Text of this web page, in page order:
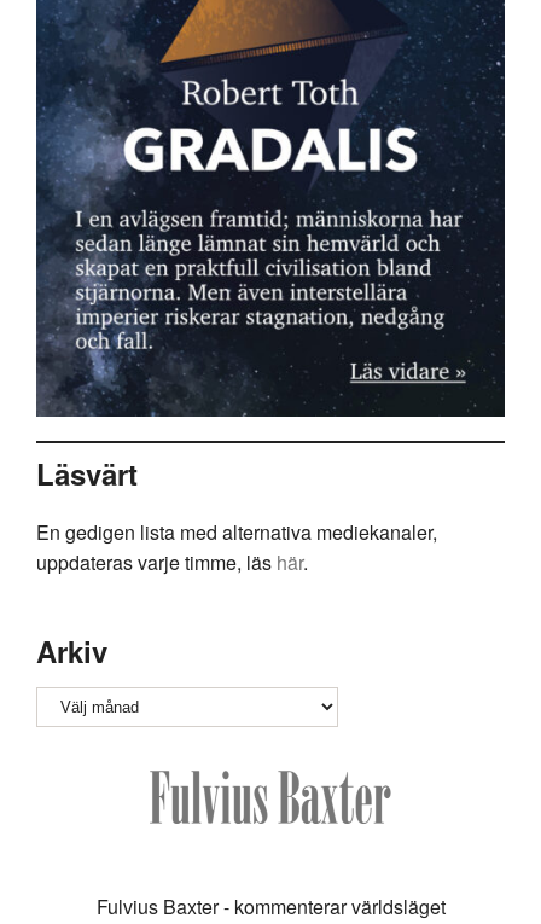
Läsvärt
En gedigen lista med alternativa mediekanaler,
uppdateras varje timme, läs här.
Arkiv
Arkiv
Fulvius Baxter - kommenterar världsläget